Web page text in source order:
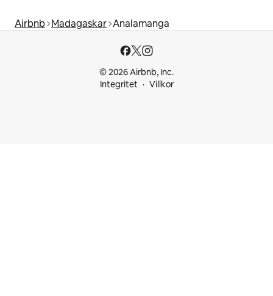
Airbnb Madagaskar Analamanga
© 2026 Airbnb, Inc.
Integritet
Villkor